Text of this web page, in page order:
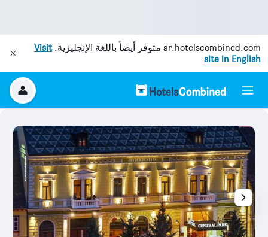
ar.hotelscombined.com متوفر أيضاً باللغة الإنجليزية.Visit
site in English